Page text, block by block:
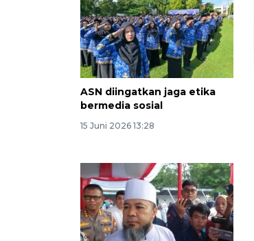
ASN diingatkan jaga etika
bermedia sosial
15 Juni 2026 13:28